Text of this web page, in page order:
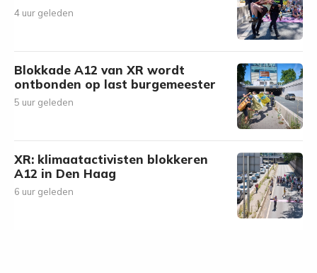
4 uur geleden
Blokkade A12 van XR wordt
ontbonden op last burgemeester
5 uur geleden
XR: klimaatactivisten blokkeren
A12 in Den Haag
6 uur geleden